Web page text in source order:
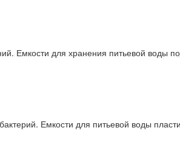
Емкости для хранения питьевой воды
Емкости для питьевой воды